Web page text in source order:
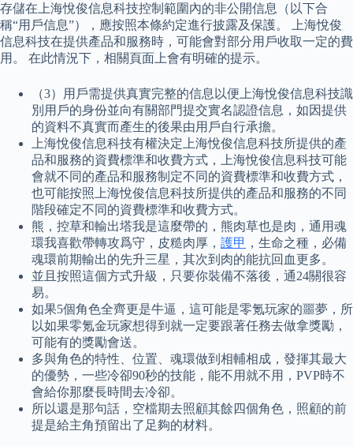
存儲在上海悅俊信息科技控制範圍內的非公開信息（以下合
稱“用戶信息”），應按照本條約定進行披露及保護。 上海悅俊
信息科技在提供產品和服務時，可能會對部分用戶收取一定的費
用。 在此情況下，相關頁面上會有明確的提示。
（3）用戶需提供真實完整的信息以便上海悅俊信息科技識
別用戶的身份並向有關部門提交實名認證信息，如因提供
的資料不真實而產生的後果由用戶自行承擔。
上海悅俊信息科技有權決定上海悅俊信息科技所提供的產
品和服務的資費標準和收費方式，上海悅俊信息科技可能
會就不同的產品和服務制定不同的資費標準和收費方式，
也可能按照上海悅俊信息科技所提供的產品和服務的不同
階段確定不同的資費標準和收費方式。
熊，控草和輸出塔我是這麼帶的，熊肉草也是肉，通用魂
環我喜歡帶轉攻爲守，皮糙肉厚， 護甲 ，生命之種，必備
魂環前期輸出的先升三星，其次到肉的能抗回血更多。
並且按照這個方式升級，只要你裝備不落後，通24關很容
易。
如果5個角色全齊更是牛逼，這可能是零氪玩家的噩夢，所
以如果零氪金玩家想得到就一定要跟著任務去做拿獎勵，
可能有的獎勵會送。
多與角色的特性、位置、魂環做到相輔相成，發揮其最大
的優勢，一些冷卻90秒的技能，能不用就不用，PVP時不
會給你那麼長時間去冷卻。
所以還是那句話，空檔期去照顧其餘四個角色，照顧的前
提是給主角預留出了足夠的材料。